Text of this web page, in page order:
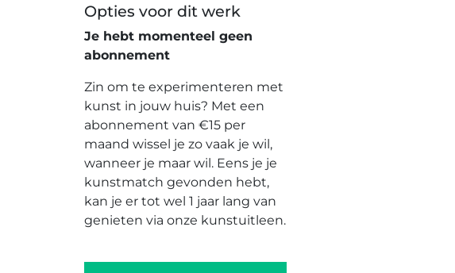
Opties voor dit werk
Je hebt momenteel geen
abonnement
Zin om te experimenteren met
kunst in jouw huis? Met een
abonnement van €15 per
maand wissel je zo vaak je wil,
wanneer je maar wil. Eens je je
kunstmatch gevonden hebt,
kan je er tot wel 1 jaar lang van
genieten via onze kunstuitleen.